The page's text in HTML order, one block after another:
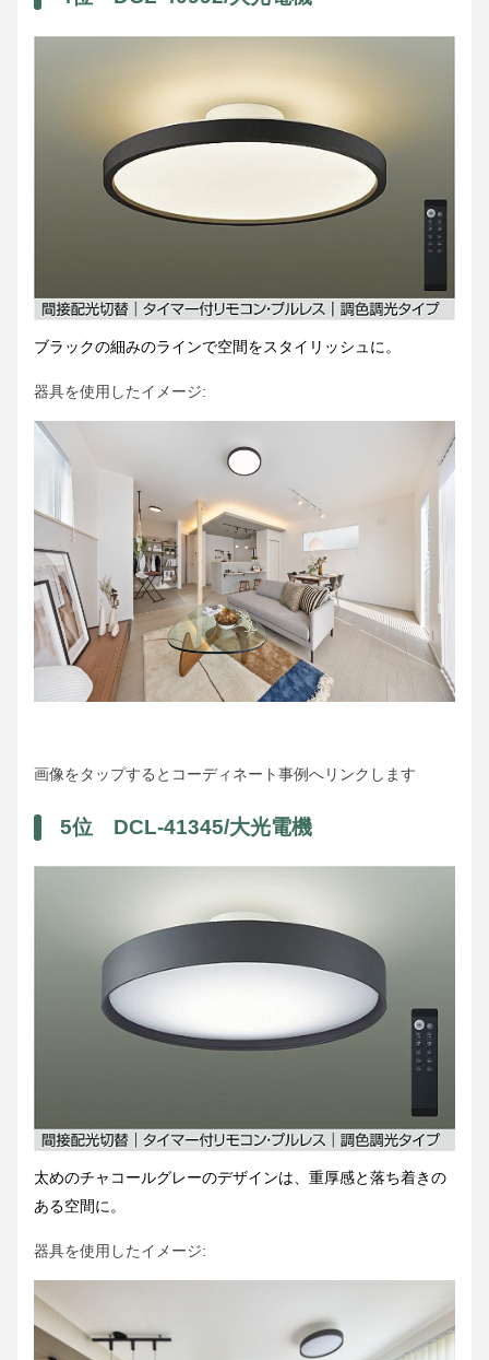
ブラックの細みのラインで空間をスタイリッシュに。
器具を使用したイメージ:
画像をタップするとコーディネート事例へリンクします
5位 DCL-41345/大光電機
太めのチャコールグレーのデザインは、重厚感と落ち着きの
ある空間に。
器具を使用したイメージ: